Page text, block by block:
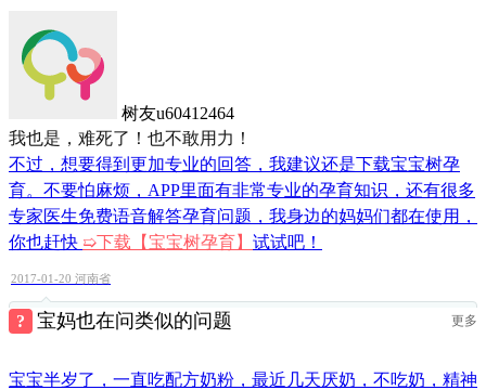
树友u60412464
我也是，难死了！也不敢用力！
不过，想要得到更加专业的回答，我建议还是下载宝宝树孕
育。不要怕麻烦，APP里面有非常专业的孕育知识，还有很多
专家医生免费语音解答孕育问题，我身边的妈妈们都在使用，
你也赶快 ➯下载【宝宝树孕育】 试试吧！
2017-01-20 河南省
树友u41362509：怎么办呀？你是没有办法了，憋的实在是不舒
宝妈也在问类似的问题 更多
宝宝半岁了，一直吃配方奶粉，最近几天厌奶，不吃奶，精神